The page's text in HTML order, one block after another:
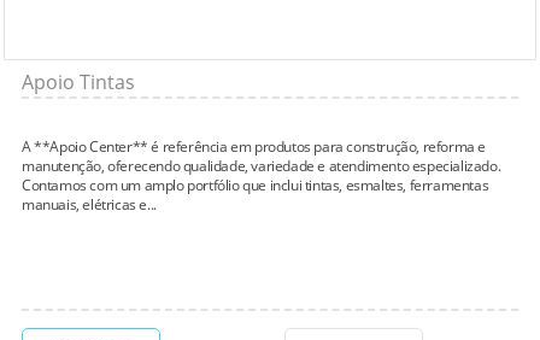
Apoio Tintas
A **Apoio Center** é referência em produtos para construção, reforma e
manutenção, oferecendo qualidade, variedade e atendimento especializado.
Contamos com um amplo portfólio que inclui tintas, esmaltes, ferramentas
manuais, elétricas e...